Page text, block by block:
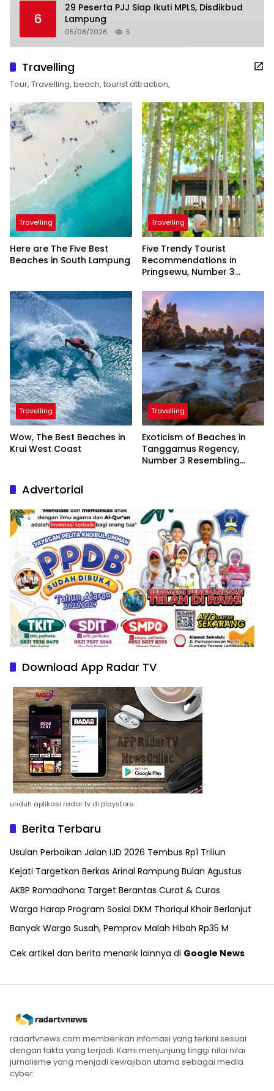
6
29 Peserta PJJ Siap Ikuti MPLS, Disdikbud
Lampung
05/08/2026 5
Travelling
Tour, Travelling, beach, tourist attraction,
Travelling
Here are The Five Best
Beaches in South Lampung
Travelling
Five Trendy Tourist
Recommendations in
Pringsewu, Number 3
President
Travelling
Wow, The Best Beaches in
Krui West Coast
Travelling
Exoticism of Beaches in
Tanggamus Regency,
Number 3 Resembling
Advertorial
Download App Radar TV
unduh aplikasi radar tv di playstore
Berita Terbaru
Usulan Perbaikan Jalan IJD 2026 Tembus Rp1 Triliun
Kejati Targetkan Berkas Arinal Rampung Bulan Agustus
AKBP Ramadhona Target Berantas Curat & Curas
Warga Harap Program Sosial DKM Thoriqul Khoir Berlanjut
Banyak Warga Susah, Pemprov Malah Hibah Rp35 M
Cek artikel dan berita menarik lainnya di Google News
radartvnews.com memberikan infomasi yang terkini sesuai
dengan fakta yang terjadi. Kami menjunjung tinggi nilai nilai
jurnalisme yang menjadi kewajiban utama sebagai media
cyber.